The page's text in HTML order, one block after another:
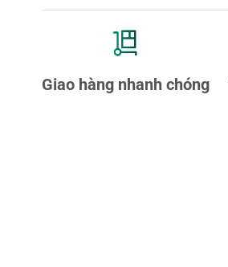
Giao hàng nhanh chóng